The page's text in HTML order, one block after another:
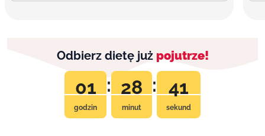
Odbierz dietę już pojutrze!
01
godzin
: 28
minut
: 40
sekund